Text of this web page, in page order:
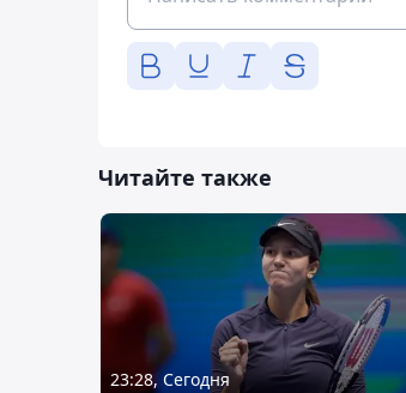
Читайте также
23:28, Сегодня